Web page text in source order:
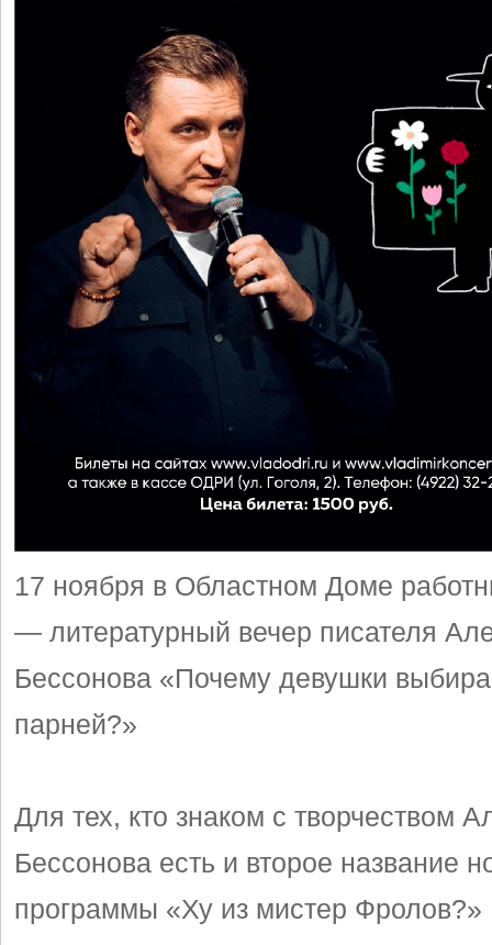
17 ноября в Областном Доме
— литературный вечер писателя
Бессонова «Почему девушки
парней?»
Для тех, кто знаком с творчеством
Бессонова есть и второе название
программы «Ху из мистер Фролов?»